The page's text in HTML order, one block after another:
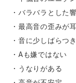
・バラバラとした
・最高音の歪みが
・音に少しばらつ
・Aも嫌ではない
・うなりがある